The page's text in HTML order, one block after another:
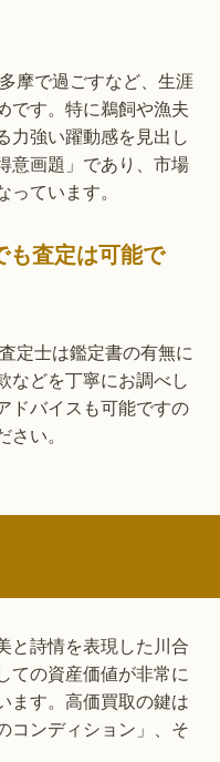
摩で過ごすなど、生涯
です。特に鵜飼や漁夫
力強い躍動感を見出し
意画題」であり、市場
ています。
も査定は可能で
定士は鑑定書の有無に
などを丁寧にお調べし
ドバイスも可能ですの
い。
と詩情を表現した川合
ての資産価値が非常に
ます。高価買取の鍵は
コンディション」、そ